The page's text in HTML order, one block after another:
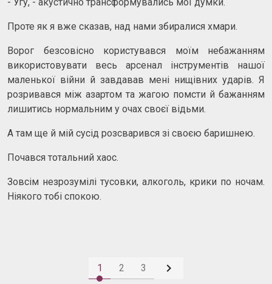
Проте як я вже сказав, над нами збиралися хмари.
Ворог безсовісно користувався моїм небажанням
використовувати весь арсенал інструментів нашої
маленької війни й завдавав мені нищівних ударів. Я
розривався між азартом та жагою помсти й бажанням
лишитись нормальним у очах своєї відьми.
А там ще й мій сусід розсварився зі своєю баришнею.
Почався тотальний хаос.
Зовсім незрозумілі тусовки, алкоголь, крики по ночам.
Ніякого тобі спокою.
1 2 3 